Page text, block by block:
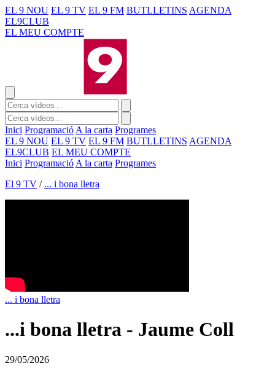
EL 9 NOU EL 9 TV EL 9 FM BUTLLETINS AGENDA
EL9CLUB
EL MEU COMPTE
Inici Programació A la carta Programes
EL 9 NOU EL 9 TV EL 9 FM BUTLLETINS AGENDA
EL9CLUB EL MEU COMPTE
Inici Programació A la carta Programes
El 9 TV / ... i bona lletra
... i bona lletra
...i bona lletra - Jaume Coll
29/05/2026